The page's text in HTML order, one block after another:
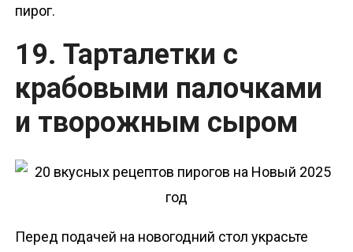
пирог.
19. Тарталетки с
крабовыми палочками
и творожным сыром
Перед подачей на новогодний стол украсьте